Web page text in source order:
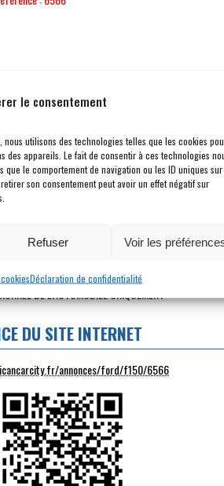
le consentement
utilisons des technologies telles que les cookies
des appareils. Le fait de consentir à ces technologies
que le comportement de navigation ou les ID uniques
son consentement peut avoir un effet négatif sur
Refuser Voir les
Déclaration de confidentialité
:165 100 km
POINTS FORTS
Première Main
d'entretien depuis l'origine
électriques
DE L'AUTOMOBILE UNIQUEMENT
DU SITE INTERNET
annonces/ford/f150/6566